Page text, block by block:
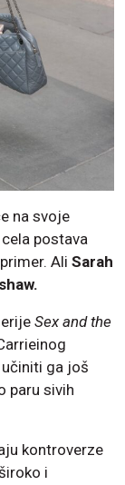
na svoje
postava
primer. AliSarah
Sex and the
ga još
paru sivih
kontroverze
i